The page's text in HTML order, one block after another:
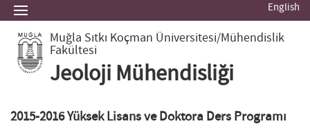
English
Muğla Sıtkı Koçman Üniversitesi/Mühendislik
Fakültesi
Jeoloji Mühendisliği
2015-2016 Yüksek Lisans ve Doktora Ders Programı